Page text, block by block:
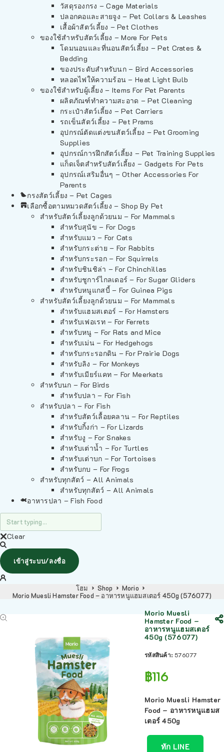
วัสดุรองกรง – Cage Materials
ปลอกคอและสายจูง – Pet Collars & Leashes
เสื้อผ้าสัตว์เลี้ยง – Pet Clothes
ของใช้สำหรับสัตว์เลี้ยง – More For Pets
โดมนอนและที่นอนสัตว์เลี้ยง – Pet Crates &
Bedding
ของประดับสำหรับนก – Bird Accessories
หลอดไฟให้ความร้อน – Heat Light Bulb
ของใช้สำหรับผู้เลี้ยง – Items For Pet Parents
ผลิตภัณฑ์ทำความสะอาด – Pet Cleaning
กระเป๋าสัตว์เลี้ยง – Pet Carriers
รถเข็นสัตว์เลี้ยง – Pet Prams
อุปกรณ์ตัดแต่งขนสัตว์เลี้ยง – Pet Grooming
Supplies
อุปกรณ์การฝึกสัตว์เลี้ยง – Pet Training Supplies
แก็ดเจ็ตสำหรับสัตว์เลี้ยง – Gadgets For Pets
อุปกรณ์เสริมอื่นๆ – Other Accessories For
Parents
กรงสัตว์เลี้ยง – Pet Cages
เลือกซื้อตามหมวดสัตว์เลี้ยง – Shop By Pet
สำหรับสัตว์เลี้ยงลูกด้วยนม – For Mammals
สำหรับสุนัข – For Dogs
สำหรับแมว – For Cats
สำหรับกระต่าย – For Rabbits
สำหรับกระรอก – For Squirrels
สำหรับชินชิล่า – For Chinchillas
สำหรับชูการ์ไกลเดอร์ – For Sugar Gliders
สำหรับหนูแกสบี้ – For Guinea Pigs
สำหรับสัตว์เลี้ยงลูกด้วยนม – For Mammals
สำหรับแฮมสเตอร์ – For Hamsters
สำหรับเฟอเรท – For Ferrets
สำหรับหนู – For Rats and Mice
สำหรับเม่น – For Hedgehogs
สำหรับกระรอกดิน – For Prairie Dogs
สำหรับลิง – For Monkeys
สำหรับเมียร์แคท – For Meerkats
สำหรับนก – For Birds
สำหรับปลา – For Fish
สำหรับปลา – For Fish
สำหรับสัตว์เลื้อยคลาน – For Reptiles
สำหรับกิ้งก่า – For Lizards
สำหรับงู – For Snakes
สำหรับเต่าน้ำ – For Turtles
สำหรับเต่าบก – For Tortoises
สำหรับกบ – For Frogs
สำหรับทุกสัตว์ – All Animals
สำหรับทุกสัตว์ – All Animals
อาหารปลา – Fish Food
Clear
เข้าสู่ระบบ/ลงชื่อ
โฮม Shop
Morio
Morio Muesli Hamster Food – อาหารหนูแฮมสเตอร์ 450g (576077)
Morio Muesli
Hamster Food –
อาหารหนูแฮมสเตอร์
450g (576077)
รหัสสินค้า: 576077
฿116
Morio Muesli Hamster
Food – อาหารหนูแฮมส
เตอร์ 450g
ทัก LINE